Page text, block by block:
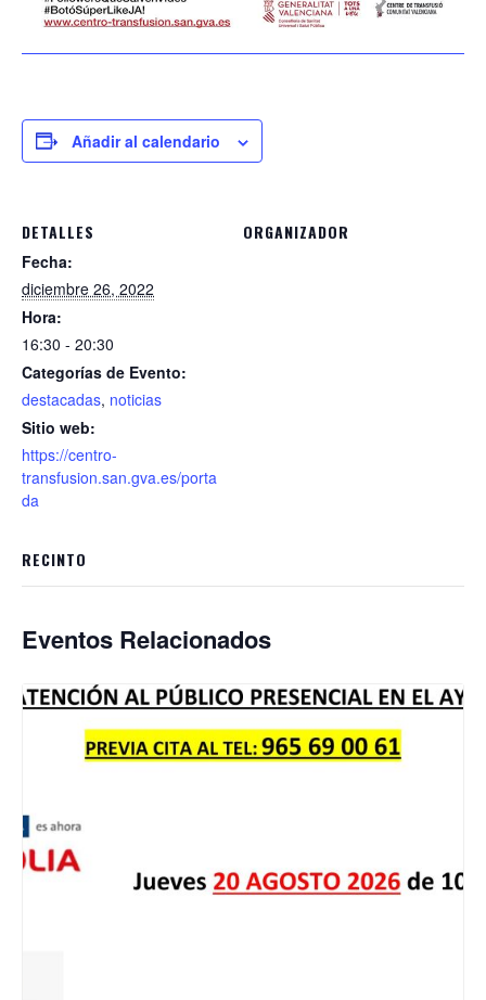
Añadir al calendario
DETALLES
Fecha:
diciembre 26, 2022
Hora:
16:30 - 20:30
Categorías de Evento:
destacadas, noticias
Sitio web:
https://centro-
transfusion.san.gva.es/porta
da
ORGANIZADOR
RECINTO
Eventos Relacionados